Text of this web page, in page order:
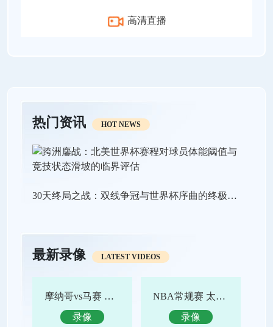
高清直播
热门资讯 HOT NEWS
30天终局之战：双线争冠与世界杯序曲的终极狂飙
最新录像 LATEST VIDEOS
摩纳哥vs马赛 全场录像回放
录像
NBA常规赛 太阳vs鹈鹕 全场集锦
录像